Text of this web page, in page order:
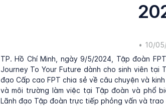
• 10/
TP. Hồ Chí Minh, ngày 9/5/2024, Tập đoàn
Journey To Your Future dành cho sinh viên
đạo Cấp cao FPT chia sẻ về câu chuyện và
và môi trường làm việc tại Tập đoàn và phổ
Lãnh đạo Tập đoàn trực tiếp phỏng vấn và trao